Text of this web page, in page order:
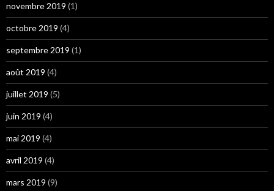
novembre 2019 (1)
octobre 2019 (4)
septembre 2019 (1)
août 2019 (4)
juillet 2019 (5)
juin 2019 (4)
mai 2019 (4)
avril 2019 (4)
mars 2019 (9)